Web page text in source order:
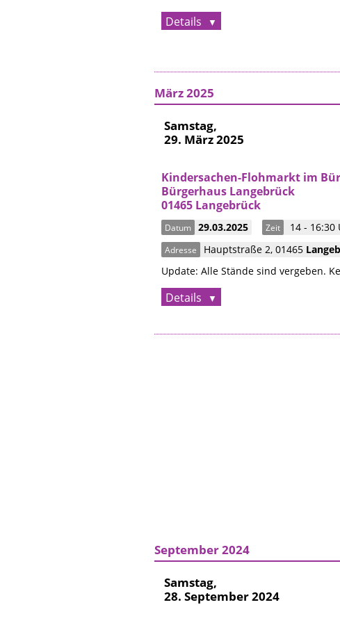
Details
März 2025
Samstag,
29. März 2025
Kindersachen-Flohmarkt im
Bürgerhaus Langebrück
01465 Langebrück
Datum 29.03.2025 Zeit 14 - 16:30
Adresse Hauptstraße 2, 01465
Update: Alle Stände sind vergeben.
Details
September 2024
Samstag,
28. September 2024